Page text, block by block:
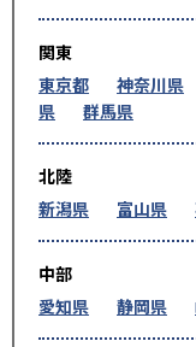
関東
東京都
神奈川県
県
群馬県
北陸
新潟県
富山県
中部
愛知県
静岡県